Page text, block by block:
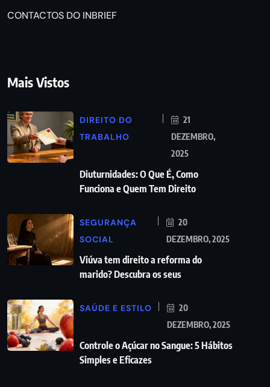
CONTACTOS DO INBRIEF
Mais Vistos
DIREITO DO
TRABALHO
21
DEZEMBRO,
2025
Diuturnidades: O Que É, Como
Funciona e Quem Tem Direito
SEGURANÇA
SOCIAL
20
DEZEMBRO, 2025
Viúva tem direito a reforma do
marido? Descubra os seus
SAÚDE E ESTILO
20
DEZEMBRO, 2025
Controle o Açúcar no Sangue: 5 Hábitos
Simples e Eficazes